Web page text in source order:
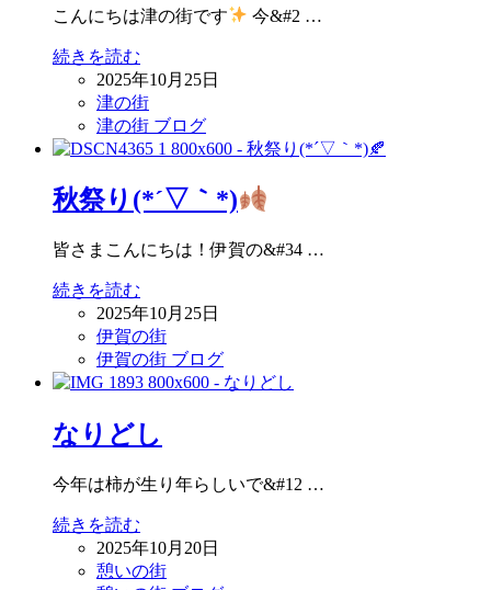
こんにちは津の街です 今&#2 …
続きを読む
2025年10月25日
津の街
津の街 ブログ
秋祭り(*´▽｀*)
皆さまこんにちは！伊賀の&#34 …
続きを読む
2025年10月25日
伊賀の街
伊賀の街 ブログ
なりどし
今年は柿が生り年らしいで&#12 …
続きを読む
2025年10月20日
憩いの街